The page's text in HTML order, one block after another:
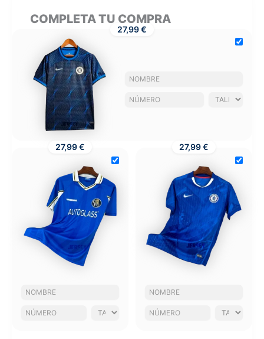
COMPLETA TU COMPRA
27,99 €
27,99 € 27,99 €